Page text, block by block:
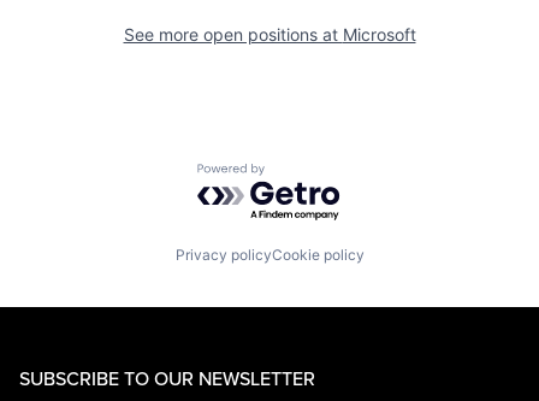
See more open positions at Microsoft
Powered by Getro.com
Privacy policyCookie policy
SUBSCRIBE TO OUR NEWSLETTER